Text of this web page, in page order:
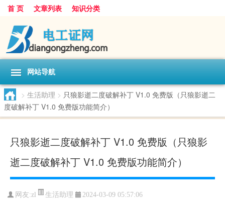
首 页 文章列表 知识分类
网站导航
> 生活助理 > 只狼影逝二度破解补丁 V1.0 免费版（只狼影逝二
度破解补丁 V1.0 免费版功能简介）
只狼影逝二度破解补丁 V1.0 免费版（只狼影
逝二度破解补丁 V1.0 免费版功能简介）
网友:zl 生活助理 2024-03-09 05:57:06